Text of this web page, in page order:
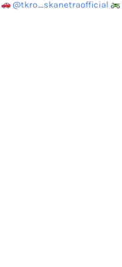
@tkro_skanetraofficial